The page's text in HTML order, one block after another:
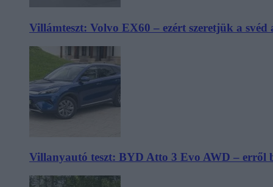
Villámteszt: Volvo EX60 – ezért szeretjük a svéd
Villanyautó teszt: BYD Atto 3 Evo AWD – erről